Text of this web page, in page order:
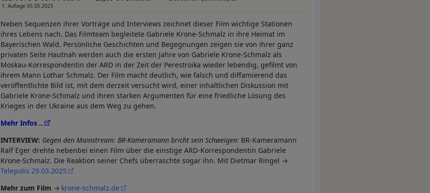
1. Auflage 05.05.2025
Neben Sequenzen ihrer Vorträge und Interviews zeichnet dieser Film wichtige Stationen
ihres Lebens nach. Das Filmteam begleitete Gabriele Krone-Schmalz in ihre Heimat im
Bayerischen Wald. Persönliche Geschichten und Begegnungen zeigen sie von ihrer ganz
privaten Seite Hautnah werden auch die ersten Jahre von Gabriele Krone-Schmalz als
Moskau-Korrespondentin der ARD in der Zeit der Perestroika wieder lebendig, gefilmt von
ihrem Mann Lothar Schmalz. Der Film macht deutlich, wie falsch und diffamierend das
veröffentlichte Bild ist, mit dem derzeit versucht wird, einer inhaltlichen Diskussion mit
Gabriele Krone-Schmalz und ihren starken Argumenten für eine friedliche Lösung des
Krieges in der Ukraine aus dem Weg zu gehen.
Mehr Infos
INTERVIEW: Gegen den Mainstream: BR-Kameramann bricht sein Schweigen: BR-Kameramann
Ralf Eger drehte nebenbei einen Film über die einstige ARD-Korrespondentin Gabriele
Krone-Schmalz. Die Reaktion seiner Chefs überraschte sogar ihn. Mit Dietmar Ringel
Telepolis 29.03.2025
Mehr zum Film
krone-schmalz.de